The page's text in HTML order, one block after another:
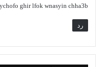
ghir lfok wnasyin chha3b
رد